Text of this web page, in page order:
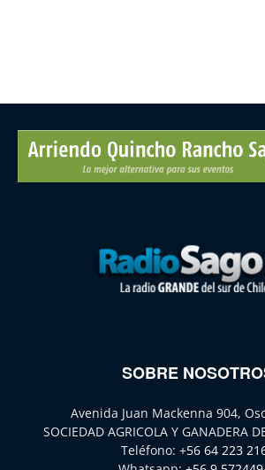
SOBRE
Avenida Juan Mackenna 904,
SOCIEDAD AGRICOLA Y GANADERA
Teléfono: +56 64 223